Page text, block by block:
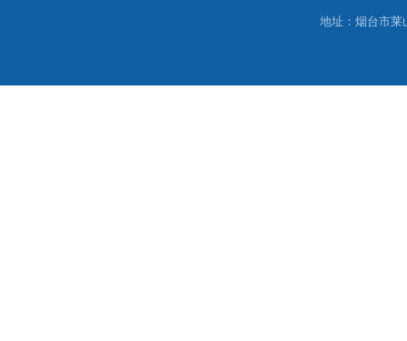
地址：烟台市莱